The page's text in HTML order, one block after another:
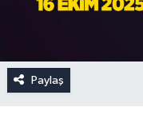
Paylaş